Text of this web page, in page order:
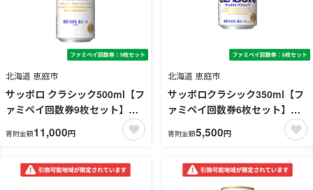
北海道 恵庭市
サッポロ クラシック500ml【フ
ァミペイ回数券9枚セット】
寄附金額11,000円
北海道 恵庭市
サッポロクラシック350ml【フ
ァミペイ回数券6枚セット】
寄附金額5,500円